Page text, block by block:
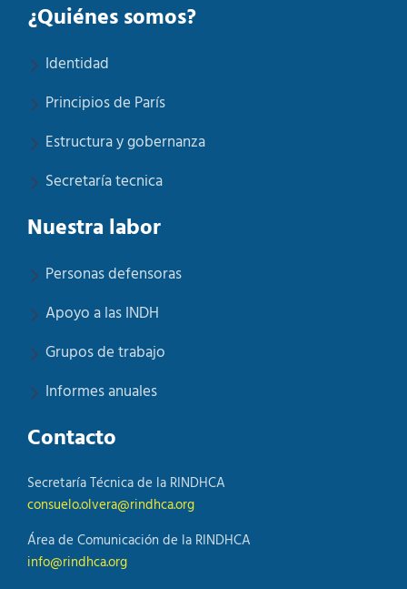
¿Quiénes somos?
Identidad
Principios de París
Estructura y gobernanza
Secretaría tecnica
Nuestra labor
Personas defensoras
Apoyo a las INDH
Grupos de trabajo
Informes anuales
Contacto
Secretaría Técnica de la RINDHCA
consuelo.olvera@rindhca.org
Área de Comunicación de la RINDHCA
info@rindhca.org